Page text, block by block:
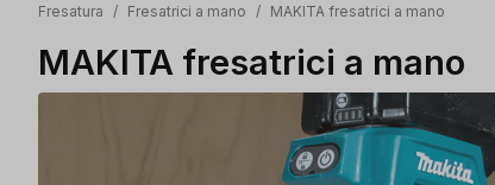
Fresatura / Fresatrici a mano / MAKITA fresatrici a mano
MAKITA fresatrici a mano